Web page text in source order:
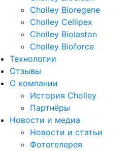
Cholley Bioregene
Cholley Cellipex
Cholley Biolaston
Cholley Bioforce
Технологии
Отзывы
О компании
История Cholley
Партнёры
Новости и медиа
Новости и статьи
Фотогелерея